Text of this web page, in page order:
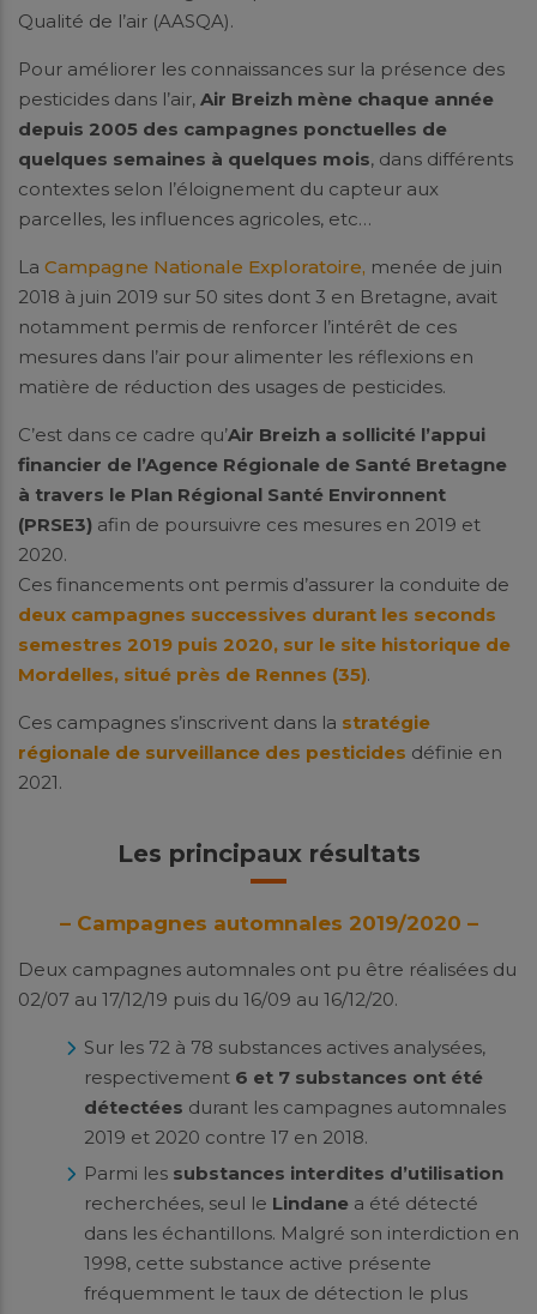
Qualité de l’air (AASQA).
Pour améliorer les connaissances sur la présence des
pesticides dans l’air, Air Breizh mène chaque année
depuis 2005 des campagnes ponctuelles de
quelques semaines à quelques mois, dans différents
contextes selon l’éloignement du capteur aux
parcelles, les influences agricoles, etc…
La Campagne Nationale Exploratoire, menée de juin
2018 à juin 2019 sur 50 sites dont 3 en Bretagne, avait
notamment permis de renforcer l’intérêt de ces
mesures dans l’air pour alimenter les réflexions en
matière de réduction des usages de pesticides.
C’est dans ce cadre qu’Air Breizh a sollicité l’appui
financier de l’Agence Régionale de Santé Bretagne
à travers le Plan Régional Santé Environnent
(PRSE3) afin de poursuivre ces mesures en 2019 et
2020.
Ces financements ont permis d’assurer la conduite de
deux campagnes successives durant les seconds
semestres 2019 puis 2020, sur le site historique de
Mordelles, situé près de Rennes (35).
Ces campagnes s’inscrivent dans la stratégie
régionale de surveillance des pesticides définie en
2021.
Les principaux résultats
– Campagnes automnales 2019/2020 –
Deux campagnes automnales ont pu être réalisées du
02/07 au 17/12/19 puis du 16/09 au 16/12/20.
Sur les 72 à 78 substances actives analysées,
respectivement 6 et 7 substances ont été
détectées durant les campagnes automnales
2019 et 2020 contre 17 en 2018.
Parmi les substances interdites d’utilisation
recherchées, seul le Lindane a été détecté
dans les échantillons. Malgré son interdiction en
1998, cette substance active présente
fréquemment le taux de détection le plus